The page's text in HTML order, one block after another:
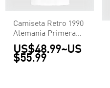
Camiseta Retro 1990
Alemania Primera
Equipación Local
Hombre - Versión
Hincha
US$48.99~US
$55.99